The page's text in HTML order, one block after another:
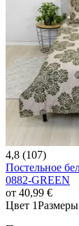
4,8 (107)
Постельное
0882-GREEN
от 40,99 €
Цвет 1